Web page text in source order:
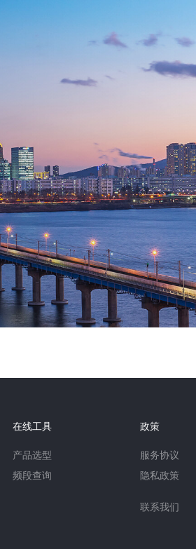
在线工具
产品选型
频段查询
政策
服务协议
隐私政策
联系我们